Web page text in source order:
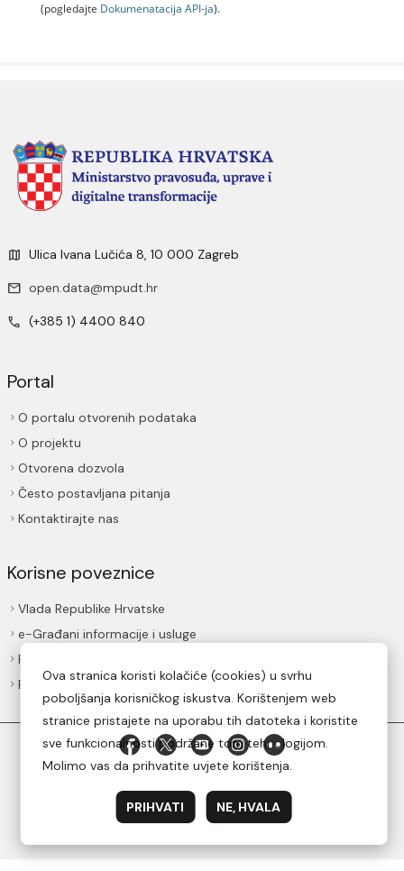
(pogledajte Dokumenаtаcijа API-jа).